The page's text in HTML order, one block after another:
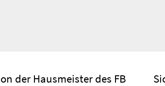
der Hausmeister des FB